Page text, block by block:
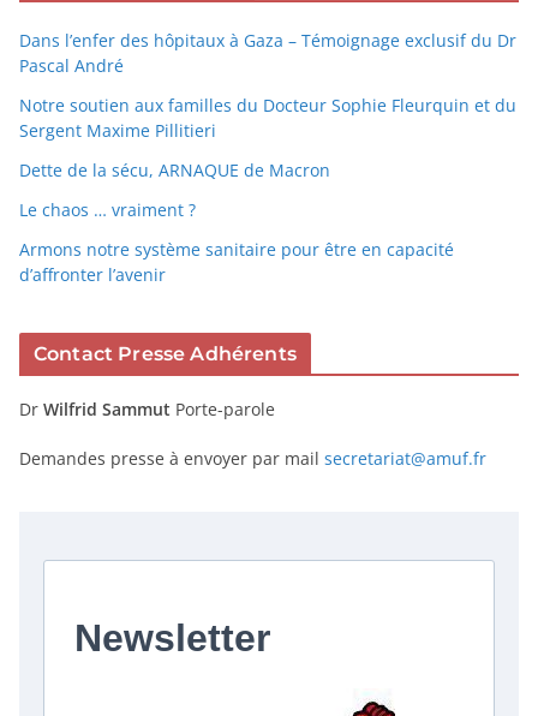
Dans l’enfer des hôpitaux à Gaza – Témoignage exclusif du Dr
Pascal André
Notre soutien aux familles du Docteur Sophie Fleurquin et du
Sergent Maxime Pillitieri
Dette de la sécu, ARNAQUE de Macron
Le chaos … vraiment ?
Armons notre système sanitaire pour être en capacité
d’affronter l’avenir
Contact Presse Adhérents
Dr Wilfrid Sammut Porte-parole
Demandes presse à envoyer par mail secretariat@amuf.fr